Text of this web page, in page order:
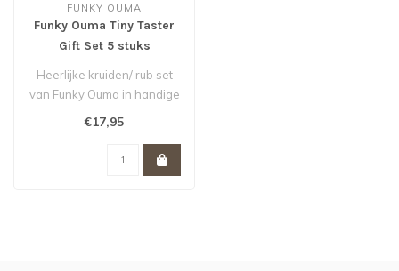
FUNKY OUMA
Funky Ouma Tiny Taster
Gift Set 5 stuks
Heerlijke kruiden/ rub set
van Funky Ouma in handige
travel blikjes. Om zelf te..
€17,95